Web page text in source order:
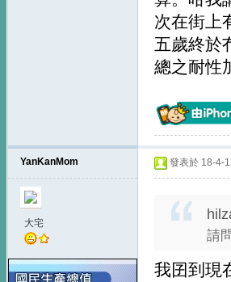
次在街上
五歲終於
總之耐性
YanKanMom
大宅
發表於 18-4-
請
我囝到現